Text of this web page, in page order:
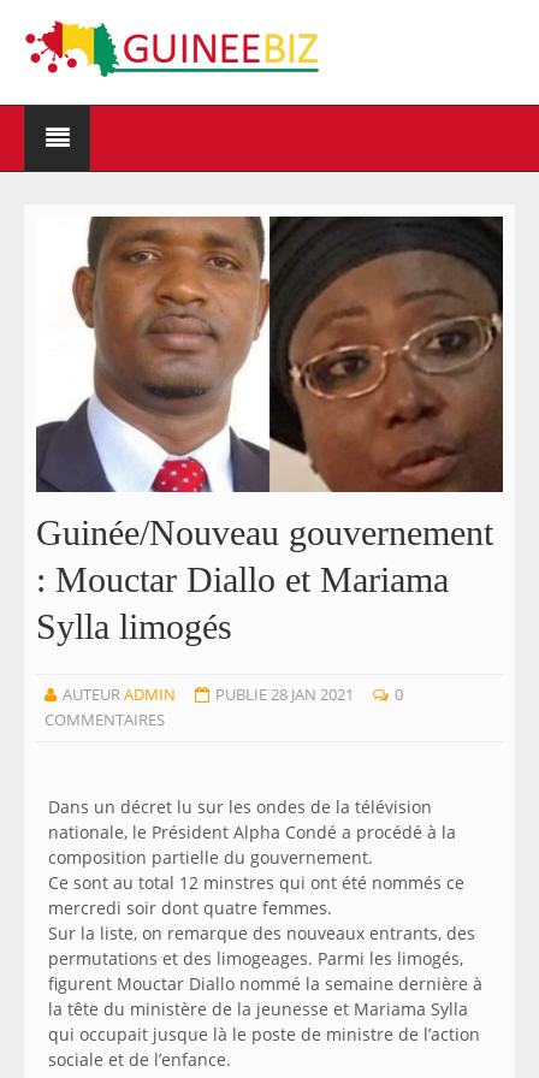
Guinée/Nouveau gouvernement
: Mouctar Diallo et Mariama
Sylla limogés
AUTEURADMIN PUBLIE 28 JAN 2021
0
COMMENTAIRES
Dans un décret lu sur les ondes de la télévision
nationale, le Président Alpha Condé a procédé à la
composition partielle du gouvernement.
Ce sont au total 12 minstres qui ont été nommés ce
mercredi soir dont quatre femmes.
Sur la liste, on remarque des nouveaux entrants, des
permutations et des limogeages. Parmi les limogés,
figurent Mouctar Diallo nommé la semaine dernière à
la tête du ministère de la jeunesse et Mariama Sylla
qui occupait jusque là le poste de ministre de l’action
sociale et de l’enfance.